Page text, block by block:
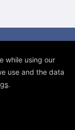
while using our
use and the data
.